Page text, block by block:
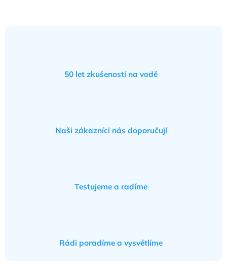
50 let zkušeností na vodě
Naši zákazníci nás doporučují
Testujeme a radíme
Rádi poradíme a vysvětlíme